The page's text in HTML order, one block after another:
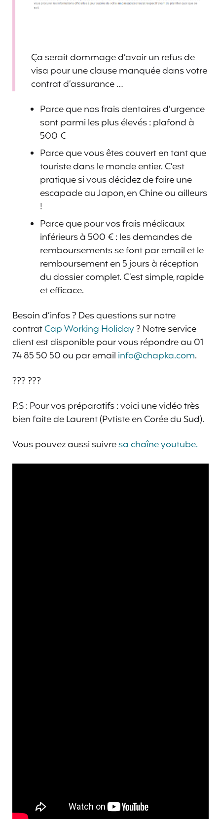
Ça serait dommage d’avoir un refus de
visa pour une clause manquée dans votre
contrat d’assurance …
Parce que nos frais dentaires d’urgence
sont parmi les plus élevés : plafond à
500 €
Parce que vous êtes couvert en tant que
touriste dans le monde entier. C’est
pratique si vous décidez de faire une
escapade au Japon, en Chine ou ailleurs
!
Parce que pour vos frais médicaux
inférieurs à 500 € : les demandes de
remboursements se font par email et le
remboursement en 5 jours à réception
du dossier complet. C’est simple, rapide
et efficace.
Besoin d’infos ? Des questions sur notre
contratCap Working Holiday? Notre service
client est disponible pour vous répondre au 01
74 85 50 50 ou par email info@chapka.com.
??? ???
P.S : Pour vos préparatifs : voici une vidéo très
bien faite de Laurent (Pvtiste en Corée du Sud).
Vous pouvez aussi suivresa chaîne youtube.